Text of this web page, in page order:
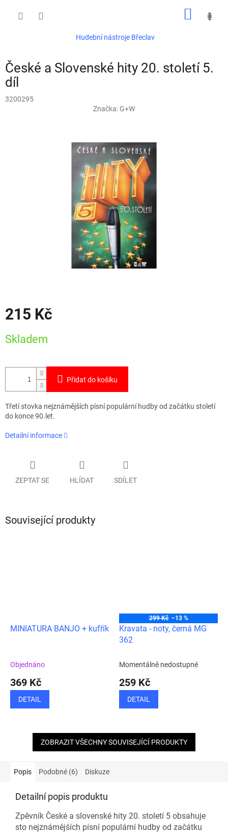
Hudební nástroje Břeclav
České a Slovenské hity 20. století 5.
díl
3200295
Značka: G+W
215 Kč
cena:
Skladem
Přidat do košíku
Třetí stovka nejznámějších písní populární hudby od začátku století
do konce 90.let.
Detailní informace
ZEPTAT SE HLÍDAT SDÍLET
Související produkty
MINIATURA BANJO + kufřík
Objednáno
369 Kč
DETAIL
299 Kč –13 %
Kravata - noty, černá MG
362
Momentálně nedostupné
259 Kč
DETAIL
ZOBRAZIT VŠECHNY SOUVISEJÍCÍ PRODUKTY
Popis Podobné (6) Diskuze
Detailní popis produktu
Zpěvník České a slovenské hity 20. století 5 obsahuje
sto nejznámějších písní populární hudby od začátku